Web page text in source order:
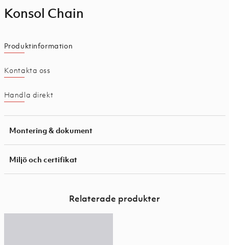
Konsol Chain
Produktinformation
Kontakta oss
Handla direkt
Montering & dokument
Miljö och certifikat
Relaterade produkter